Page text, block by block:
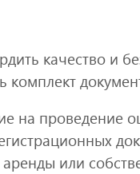
качество и
комплект
на проведение
аренды или